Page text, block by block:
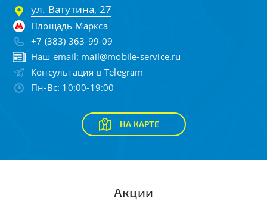
ул. Ватутина, 27
Площадь Маркса
+7 (383) 363-99-09
Наш email: mail@mobile-service.ru
Консультация в Telegram
Пн-Вс: 10:00-19:00
НА КАРТЕ
Акции